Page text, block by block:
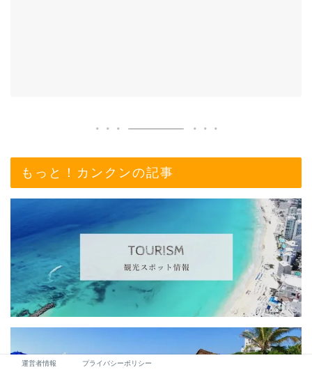
もっと！カンクンの記事
運営者情報 プライバシーポリシー